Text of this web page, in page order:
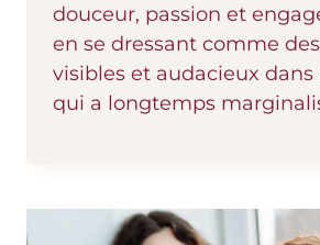
douceur, passion et
en se dressant comme
visibles et audacieux dans
qui a longtemps